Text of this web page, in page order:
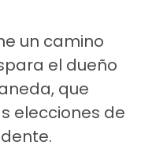
un camino
el dueño
que
elecciones de